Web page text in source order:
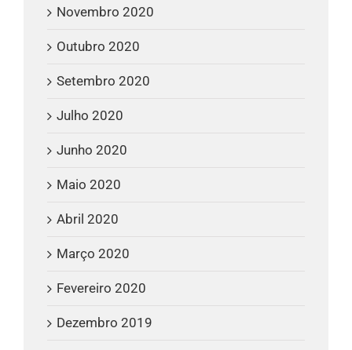
Novembro 2020
Outubro 2020
Setembro 2020
Julho 2020
Junho 2020
Maio 2020
Abril 2020
Março 2020
Fevereiro 2020
Dezembro 2019